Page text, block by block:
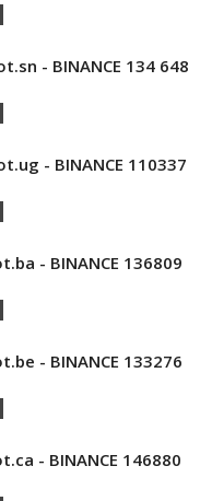
- BINANCE 134 648
- BINANCE 110337
- BINANCE 136809
- BINANCE 133276
- BINANCE 146880